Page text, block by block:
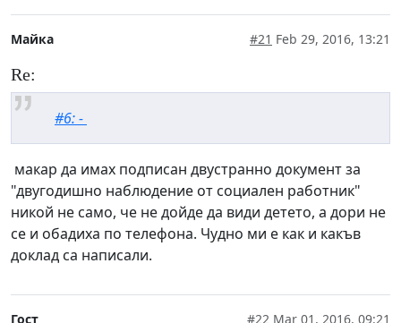
Майка #21 Feb 29, 2016, 13:21
Re:
#6: -
макар да имах подписан двустранно документ за
"двугодишно наблюдение от социален работник"
никой не само, че не дойде да види детето, а дори не
се и обадиха по телефона. Чудно ми е как и какъв
доклад са написали.
Гост #22 Mar 01, 2016, 09:21